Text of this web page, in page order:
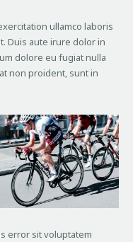
ullamco laboris
Duis aute irure dolor in
dolore eu fugiat nulla
non proident, sunt in
error sit voluptatem